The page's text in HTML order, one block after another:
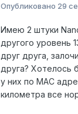
Опубликовано 29
Имею 2 штуки
другого уровень
друг друга,
друга? Хотелось
у них по MAC
километра все